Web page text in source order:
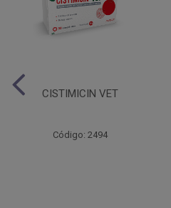
CISTIMICIN VET
Código: 2494